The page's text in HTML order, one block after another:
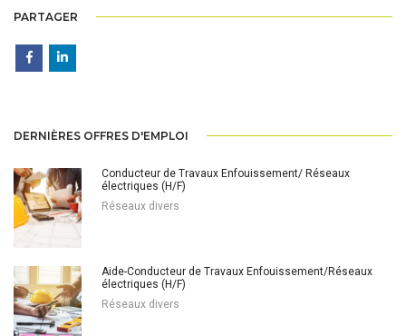
PARTAGER
DERNIÈRES OFFRES D'EMPLOI
Conducteur de Travaux Enfouissement/ Réseaux
électriques (H/F)
Réseaux divers
Aide-Conducteur de Travaux Enfouissement/Réseaux
électriques (H/F)
Réseaux divers